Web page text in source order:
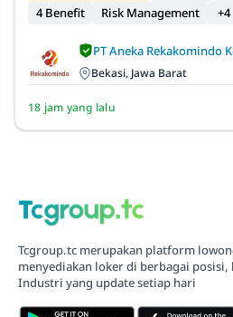
4 Benefit
Risk Management +4
PT Aneka Rekakomindo
Bekasi, Jawa Barat
18 jam yang lalu
Tcgroup.tc merupakan platform
menyediakan loker di berbagai
Industri yang update setiap hari